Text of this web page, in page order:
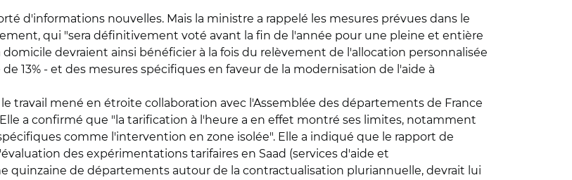
d'informations nouvelles. Mais la ministre a rappelé les mesures prévues dans le
qui "sera définitivement voté avant la fin de l'année pour une pleine et entière
domicile devraient ainsi bénéficier à la fois du relèvement de l'allocation personnalisée
13% - et des mesures spécifiques en faveur de la modernisation de l'aide à
travail mené en étroite collaboration avec l'Assemblée des départements de France
a confirmé que "la tarification à l'heure a en effet montré ses limites, notamment
comme l'intervention en zone isolée". Elle a indiqué que le rapport de
des expérimentations tarifaires en Saad (services d'aide et
quinzaine de départements autour de la contractualisation pluriannuelle, devrait lui